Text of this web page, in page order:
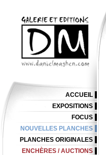
ACCUEIL
EXPOSITIONS
FOCUS
NOUVELLES PLANCHES
PLANCHES ORIGINALES
ENCHÈRES / AUCTIONS